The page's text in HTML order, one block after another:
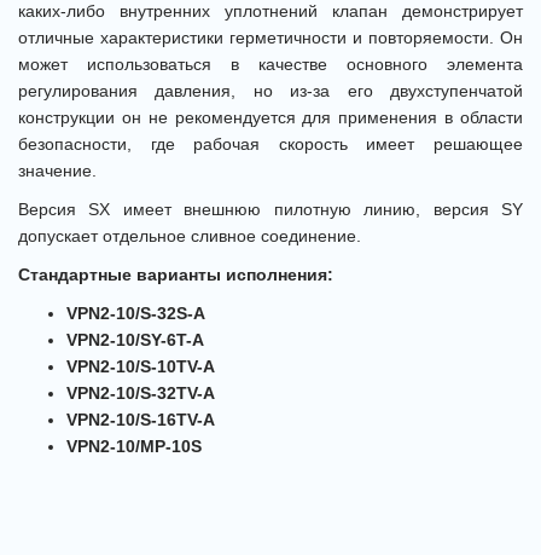
каких-либо внутренних уплотнений клапан демонстрирует
отличные характеристики герметичности и повторяемости. Он
может использоваться в качестве основного элемента
регулирования давления, но из-за его двухступенчатой
конструкции он не рекомендуется для применения в области
безопасности, где рабочая скорость имеет решающее
значение.
Версия SX имеет внешнюю пилотную линию, версия SY
допускает отдельное сливное соединение.
Стандартные варианты исполнения:
VPN2-10/S-32S-A
VPN2-10/SY-6T-A
VPN2-10/S-10TV-A
VPN2-10/S-32TV-A
VPN2-10/S-16TV-A
VPN2-10/MP-10S